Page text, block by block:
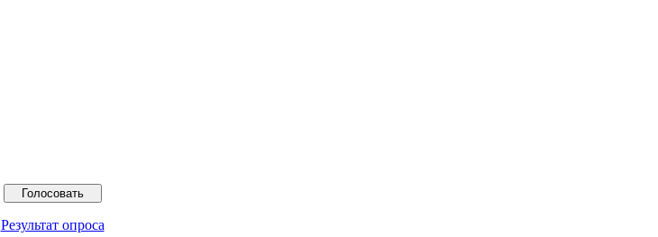
Результат опроса